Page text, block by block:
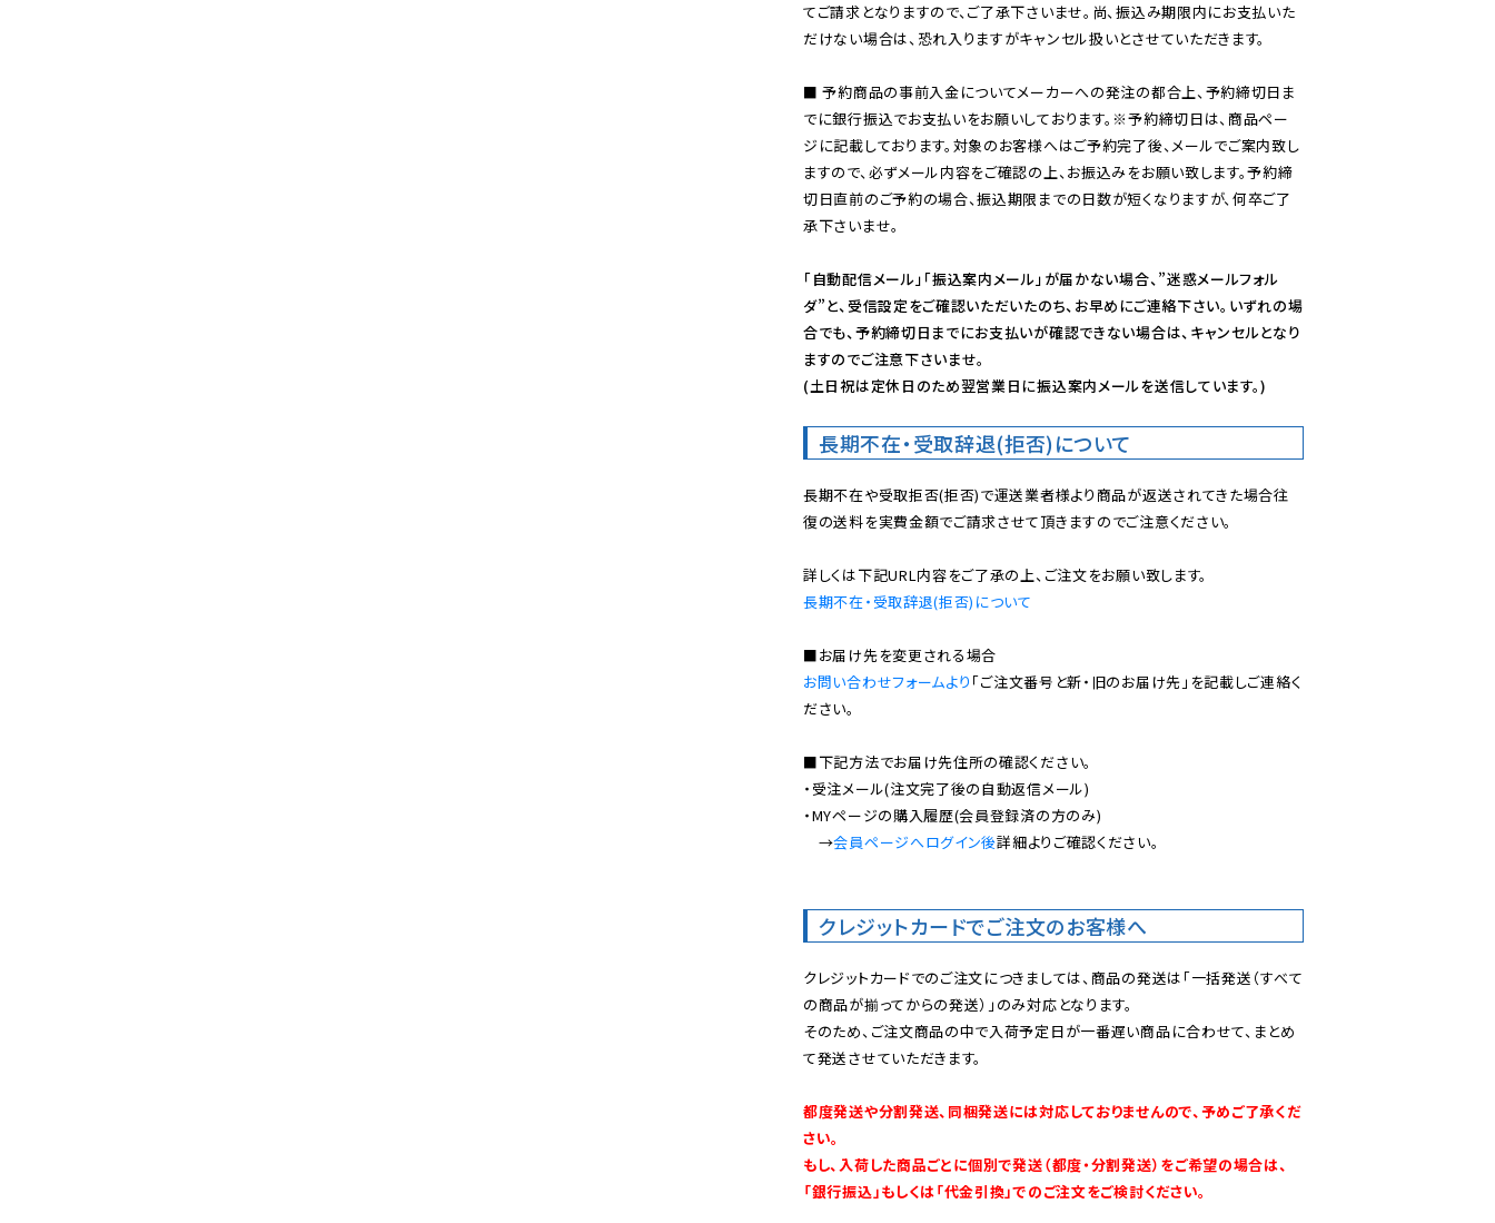
てご請求となりますので、ご了承下さいませ。尚、振込み期限内にお支払いた
だけない場合は、恐れ入りますがキャンセル扱いとさせていただきます。
■ 予約商品の事前入金についてメーカーへの発注の都合上、予約締切日ま
でに銀行振込でお支払いをお願いしております。※予約締切日は、商品ペー
ジに記載しております。対象のお客様へはご予約完了後、メールでご案内致し
ますので、必ずメール内容をご確認の上、お振込みをお願い致します。予約締
切日直前のご予約の場合、振込期限までの日数が短くなりますが、何卒ご了
承下さいませ。
「自動配信メール」「振込案内メール」が届かない場合、”迷惑メールフォル
ダ”と、受信設定をご確認いただいたのち、お早めにご連絡下さい。いずれの場
合でも、予約締切日までにお支払いが確認できない場合は、キャンセルとなり
ますのでご注意下さいませ。
(土日祝は定休日のため翌営業日に振込案内メールを送信しています。)
長期不在・受取辞退(拒否)について
長期不在や受取拒否(拒否)で運送業者様より商品が返送されてきた場合往
復の送料を実費金額でご請求させて頂きますのでご注意ください。
長期不在・受取辞退(拒否)について
お問い合わせフォームより 「ご注文番号と新・旧のお届け先」を記載しご連絡く
ださい。
■下記方法でお届け先住所の確認ください。
・受注メール(注文完了後の自動返信メール)
・MYページの購入履歴(会員登録済の方のみ)
→会員ページへログイン後詳細よりご確認ください。
クレジットカードでご注文のお客様へ
クレジットカードでのご注文につきましては、商品の発送は「一括発送（すべて
の商品が揃ってからの発送）」のみ対応となります。
そのため、ご注文商品の中で入荷予定日が一番遅い商品に合わせて、まとめ
て発送させていただきます。
都度発送や分割発送、同梱発送には対応しておりませんので、予めご了承くだ
さい。
もし、入荷した商品ごとに個別で発送（都度・分割発送）をご希望の場合は、
「銀行振込」もしくは「代金引換」でのご注文をご検討ください。